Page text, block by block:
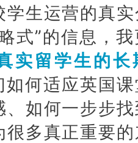
学生运营的真
式”的信息，
实留学生的长
何适应英国课
、如何一步步
很多真正重要